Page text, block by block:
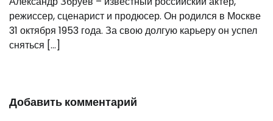
режиссер, сценарист и продюсер. Он родился в Москве
31 октября 1953 года. За свою долгую карьеру он успел
сняться […]
Добавить комментарий